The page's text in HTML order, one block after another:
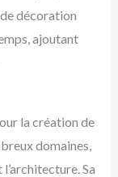
décoration
ajoutant
la création de
domaines,
Sa